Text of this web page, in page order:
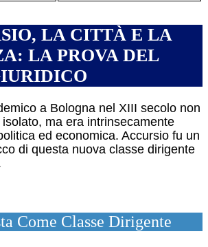
LA CITTÀ E LA
LA PROVA DEL
a Bologna nel XIII secolo non
ma era intrinsecamente
ed economica. Accursio fu un
di questa nuova classe dirigente
Come Classe Dirigente